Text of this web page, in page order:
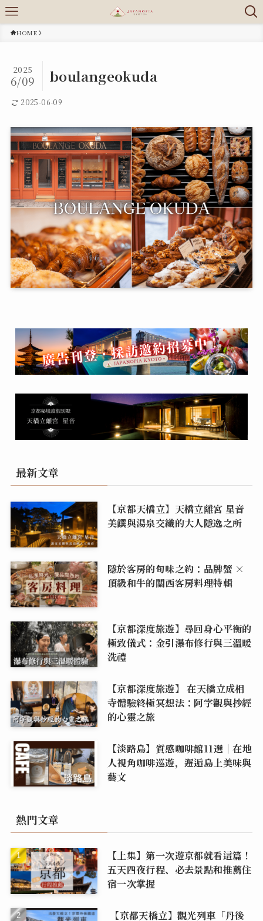
HOME
boulangeokuda
2025
6/09
2025-06-09
最新文章
【京都天橋立】天橋立離宮 星音
美饌與湯泉交織的大人隱逸之所
隱於客房的旬味之約：品牌蟹 ×
頂級和牛的關西客房料理特輯
【京都深度旅遊】尋回身心平衡的
極致儀式：金引瀑布修行與三溫暖
洗禮
【京都深度旅遊】 在天橋立成相
寺體驗終極冥想法：阿字觀與抄經
的心靈之旅
【淡路島】質感咖啡館11選｜在地
人視角咖啡巡遊，邂逅島上美味與
藝文
熱門文章
【上集】第一次遊京都就看這篇！
五天四夜行程、必去景點和推薦住
宿一次掌握
【京都天橋立】觀光列車「丹後